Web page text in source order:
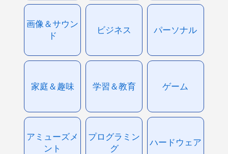
画像＆サウン
ド
ビジネス パーソナル
家庭＆趣味 学習＆教育 ゲーム
アミューズメ
ント
プログラミン
グ
ハードウェア